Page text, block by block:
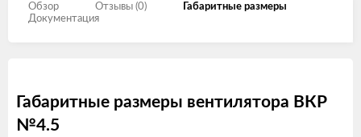
Обзор Отзывы (0)
Габаритные размеры
Документация
Габаритные размеры вентилятора ВКР
№4.5